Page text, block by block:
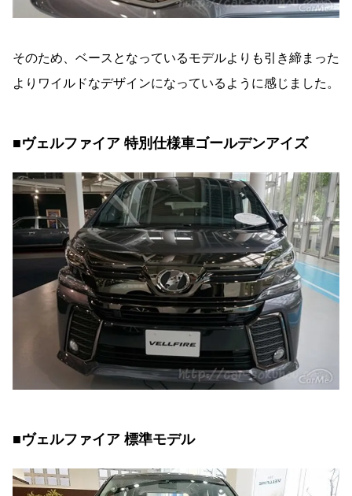
そのため、ベースとなっているモデルよりも引き締まった
よりワイルドなデザインになっているように感じました。
■ヴェルファイア 特別仕様車ゴールデンアイズ
■ヴェルファイア 標準モデル